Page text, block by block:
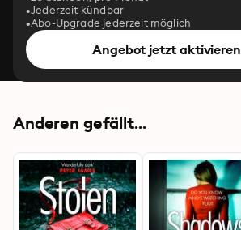
Jederzeit kündbar
Abo-Upgrade jederzeit möglich
Angebot jetzt aktivieren
Anderen gefällt...